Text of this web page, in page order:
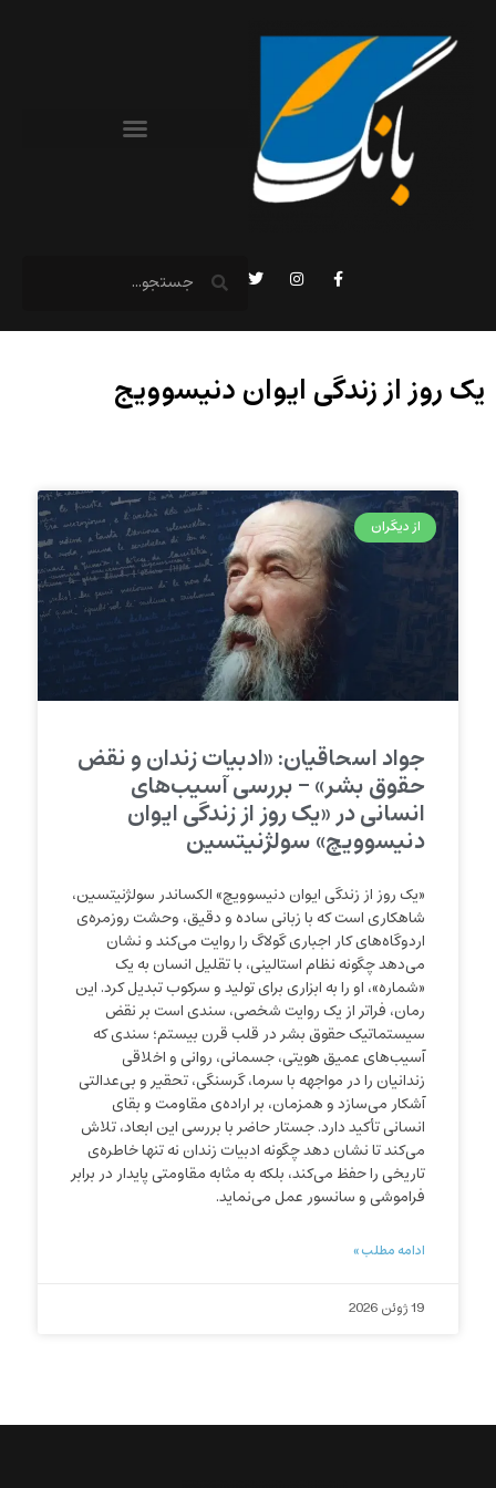
یک روز از زندگی ایوان دنیسوویج
از دیگران
جواد اسحاقیان: «ادبیات زندان و نقض
حقوق بشر» – بررسی آسیب‌های
انسانی در «یک روز از زندگی ایوان
دنیسوویچ» سولژنیتسین
«یک روز از زندگی ایوان دنیسوویچ» الکساندر سولژنیتسین،
شاهکاری است که با زبانی ساده و دقیق، وحشت روزمره‌ی
اردوگاه‌های کار اجباری گولاگ را روایت می‌کند و نشان
می‌دهد چگونه نظام استالینی، با تقلیل انسان به یک
«شماره»، او را به ابزاری برای تولید و سرکوب تبدیل کرد. این
رمان، فراتر از یک روایت شخصی، سندی است بر نقض
سیستماتیک حقوق بشر در قلب قرن بیستم؛ سندی که
آسیب‌های عمیق هویتی، جسمانی، روانی و اخلاقی
زندانیان را در مواجهه با سرما، گرسنگی، تحقیر و بی‌عدالتی
آشکار می‌سازد و همزمان، بر اراده‌ی مقاومت و بقای
انسانی تأکید دارد. جستار حاضر با بررسی این ابعاد، تلاش
می‌کند تا نشان دهد چگونه ادبیات زندان نه تنها خاطره‌ی
تاریخی را حفظ می‌کند، بلکه به مثابه مقاومتی پایدار در برابر
فراموشی و سانسور عمل می‌نماید.
ادامه مطلب »
19 ژوئن 2026